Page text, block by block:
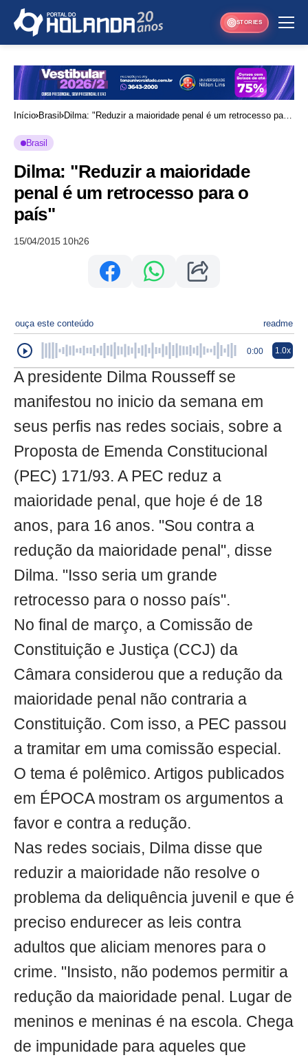
STORIES
Início Brasil
Dilma: "Reduzir a maioridade penal é um retrocesso para
Brasil
Dilma: "Reduzir a maioridade
penal é um retrocesso para o
país"
15/04/2015 10h26
ouça este conteúdo readme
0:00 1.0x
A presidente Dilma Rousseff se
manifestou no inicio da semana em
seus perfis nas redes sociais, sobre a
Proposta de Emenda Constitucional
(PEC) 171/93. A PEC reduz a
maioridade penal, que hoje é de 18
anos, para 16 anos. "Sou contra a
redução da maioridade penal", disse
Dilma. "Isso seria um grande
retrocesso para o nosso país".
No final de março, a Comissão de
Constituição e Justiça (CCJ) da
Câmara considerou que a redução da
maioridade penal não contraria a
Constituição. Com isso, a PEC passou
a tramitar em uma comissão especial.
O tema é polêmico. Artigos publicados
em ÉPOCA mostram os argumentos a
favor e contra a redução.
Nas redes sociais, Dilma disse que
reduzir a maioridade não resolve o
problema da deliquência juvenil e que é
preciso endurecer as leis contra
adultos que aliciam menores para o
crime. "Insisto, não podemos permitir a
redução da maioridade penal. Lugar de
meninos e meninas é na escola. Chega
de impunidade para aqueles que